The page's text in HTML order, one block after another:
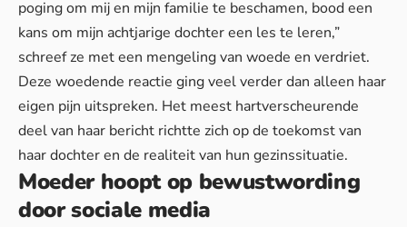
poging om mij en mijn familie te beschamen, bood een
kans om mijn achtjarige dochter een les te leren,”
schreef ze met een mengeling van woede en verdriet.
Deze woedende reactie ging veel verder dan alleen haar
eigen pijn uitspreken. Het meest hartverscheurende
deel van haar bericht richtte zich op de toekomst van
haar dochter en de realiteit van hun gezinssituatie.
Moeder hoopt op bewustwording
door sociale media